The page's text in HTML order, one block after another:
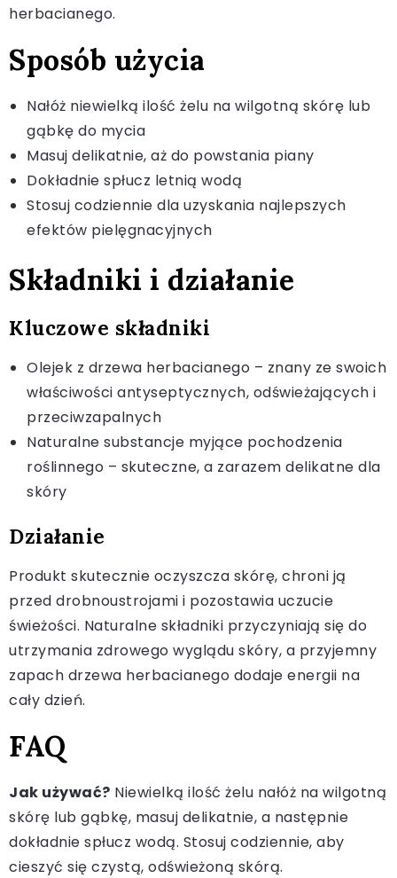
herbacianego.
Sposób użycia
Nałóż niewielką ilość żelu na wilgotną skórę lub
gąbkę do mycia
Masuj delikatnie, aż do powstania piany
Dokładnie spłucz letnią wodą
Stosuj codziennie dla uzyskania najlepszych
efektów pielęgnacyjnych
Składniki i działanie
Kluczowe składniki
Olejek z drzewa herbacianego – znany ze swoich
właściwości antyseptycznych, odświeżających i
przeciwzapalnych
Naturalne substancje myjące pochodzenia
roślinnego – skuteczne, a zarazem delikatne dla
skóry
Działanie
Produkt skutecznie oczyszcza skórę, chroni ją
przed drobnoustrojami i pozostawia uczucie
świeżości. Naturalne składniki przyczyniają się do
utrzymania zdrowego wyglądu skóry, a przyjemny
zapach drzewa herbacianego dodaje energii na
cały dzień.
FAQ
Jak używać? Niewielką ilość żelu nałóż na wilgotną
skórę lub gąbkę, masuj delikatnie, a następnie
dokładnie spłucz wodą. Stosuj codziennie, aby
cieszyć się czystą, odświeżoną skórą.